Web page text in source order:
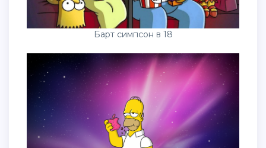
Барт симпсон в 18